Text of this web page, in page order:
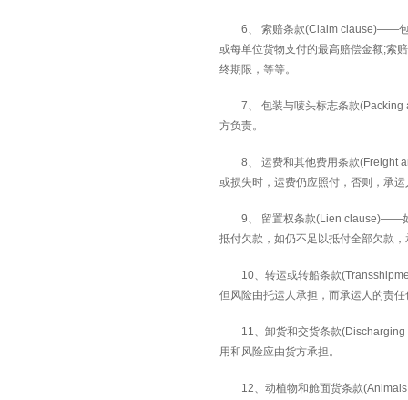
6、 索赔条款(Claim clause)——
或每单位货物支付的最高赔偿金额;索
终期限，等等。
7、 包装与唛头标志条款(Packing
方负责。
8、 运费和其他费用条款(Freight
或损失时，运费仍应照付，否则，承
9、 留置权条款(Lien clause)——
抵付欠款，如仍不足以抵付全部欠款
10、转运或转船条款
但风险由托运人承担，而承运人的责
11、卸货和交货条款
用和风险应由货方承担。
12、动植物和舱面货条款